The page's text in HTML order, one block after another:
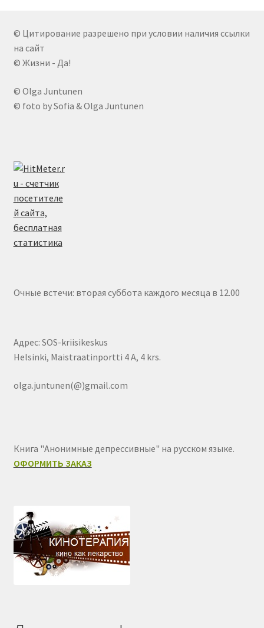
© Цитирование разрешено при условии наличия ссылки
на сайт
© Жизни - Да!
© Olga Juntunen
© foto by Sofia & Olga Juntunen
Очные встечи: вторая суббота каждого месяца в 12.00
Адрес: SOS-kriisikeskus
Helsinki, Maistraatinportti 4 A, 4 krs.
olga.juntunen(@)gmail.com
Книга "Анонимные депрессивные" на русском языке.
ОФОРМИТЬ ЗАКАЗ